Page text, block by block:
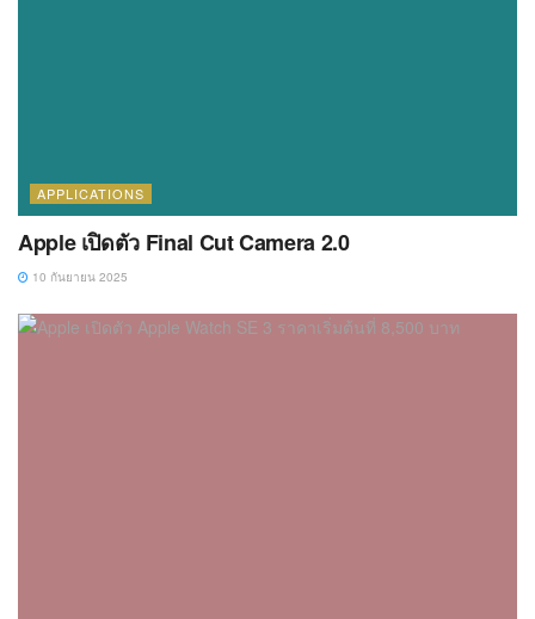
APPLICATIONS
Apple เปิดตัว Final Cut Camera 2.0
10 กันยายน 2025